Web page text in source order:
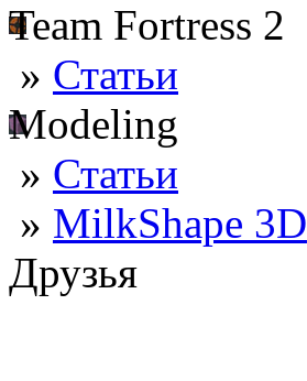
Team Fortress 2
» Статьи
Modeling
» Статьи
» MilkShape 3D
Друзья